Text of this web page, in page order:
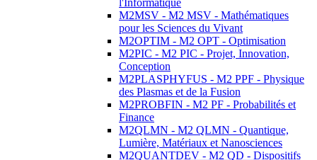
l'Informatique
M2MSV - M2 MSV - Mathématiques
pour les Sciences du Vivant
M2OPTIM - M2 OPT - Optimisation
M2PIC - M2 PIC - Projet, Innovation,
Conception
M2PLASPHYFUS - M2 PPF - Physique
des Plasmas et de la Fusion
M2PROBFIN - M2 PF - Probabilités et
Finance
M2QLMN - M2 QLMN - Quantique,
Lumière, Matériaux et Nanosciences
M2QUANTDEV - M2 QD - Dispositifs